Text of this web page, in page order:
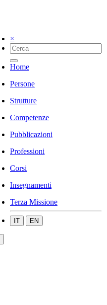
×
Home
Persone
Strutture
Competenze
Pubblicazioni
Professioni
Corsi
Insegnamenti
Terza Missione
IT EN